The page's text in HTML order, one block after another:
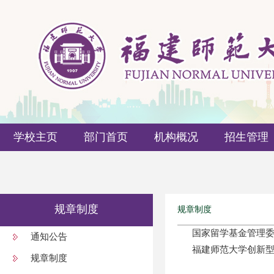
学校主页 部门首页 机构概况 招生管理
规章制度
通知公告
规章制度
规章制度
国家留学基金管理
福建师范大学创新